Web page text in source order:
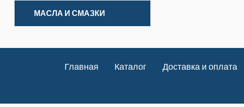
МАСЛА И СМАЗКИ
Главная Каталог Доставка и оплата